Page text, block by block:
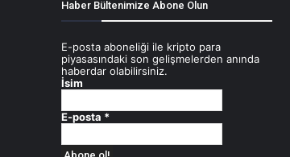
Haber Bültenimize Abone Olun
E-posta aboneliği ile kripto para
piyasasındaki son gelişmelerden anında
haberdar olabilirsiniz.
İsim
E-posta *